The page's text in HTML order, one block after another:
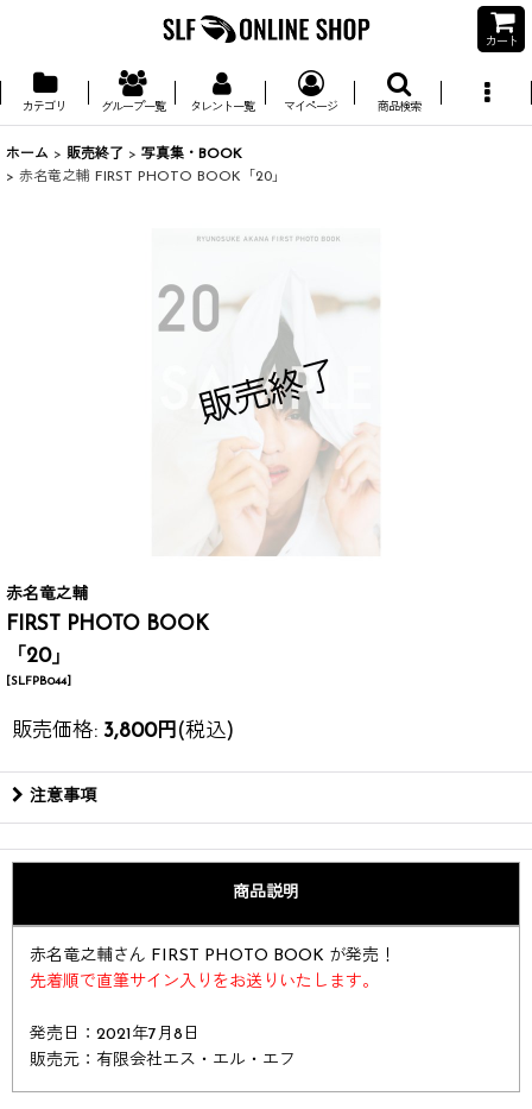
カート
カテゴリ グループ一覧 タレント一覧 マイページ 商品検索
ホーム > 販売終了 > 写真集・BOOK
> 赤名竜之輔 FIRST PHOTO BOOK「20」
赤名竜之輔
FIRST PHOTO BOOK
「20」
[SLFPB044]
販売価格: 3,800円 (税込)
注意事項
商品説明
赤名竜之輔さん FIRST PHOTO BOOK が発売！
先着順で直筆サイン入りをお送りいたします。
発売日：2021年7月8日
販売元：有限会社エス・エル・エフ